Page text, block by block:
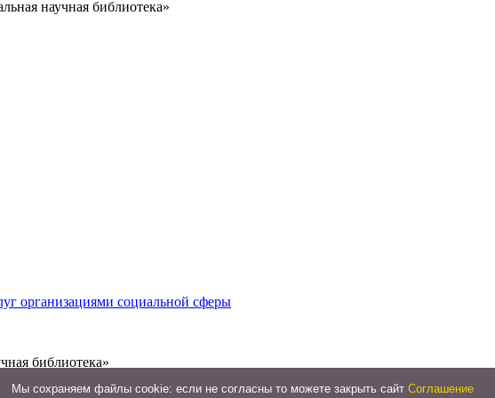
научная библиотека»
организациями социальной сферы
библиотека»
Мы cохраняем файлы cookie: если не согласны то можете закрыть сайт Соглашение